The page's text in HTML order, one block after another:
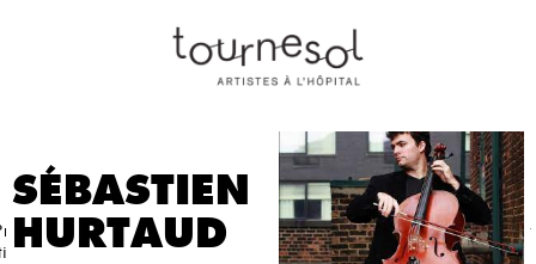
Nos
artistes
Partenaires
Nous
soutenir
Presse Contact
SÉBASTIEN
HURTAUD